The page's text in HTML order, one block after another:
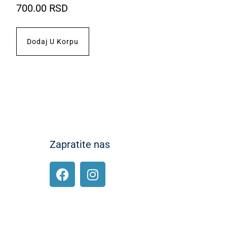
700.00 RSD
Dodaj U Korpu
Zapratite nas